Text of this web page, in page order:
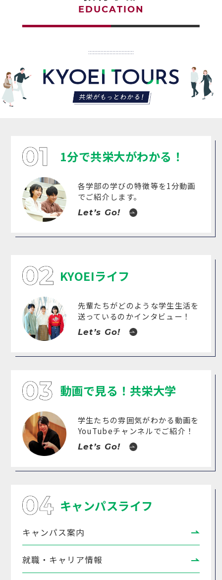
EDUCATION
1分で共栄大がわかる！
各学部の学びの特徴等を1分動画
でご紹介します。
Let’s Go!
KYOEIライフ
先輩たちがどのような学生生活を
送っているのかインタビュー！
Let’s Go!
動画で見る！共栄大学
学生たちの雰囲気がわかる動画を
YouTubeチャンネルでご紹介！
Let’s Go!
キャンパスライフ
キャンパス案内
就職・キャリア情報